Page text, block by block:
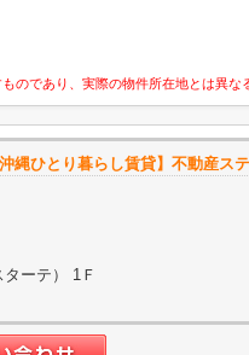
であり、実際の物件所在地とは異な
沖縄ひとり暮らし賃貸】不動産ス
ーテ） 1Ｆ